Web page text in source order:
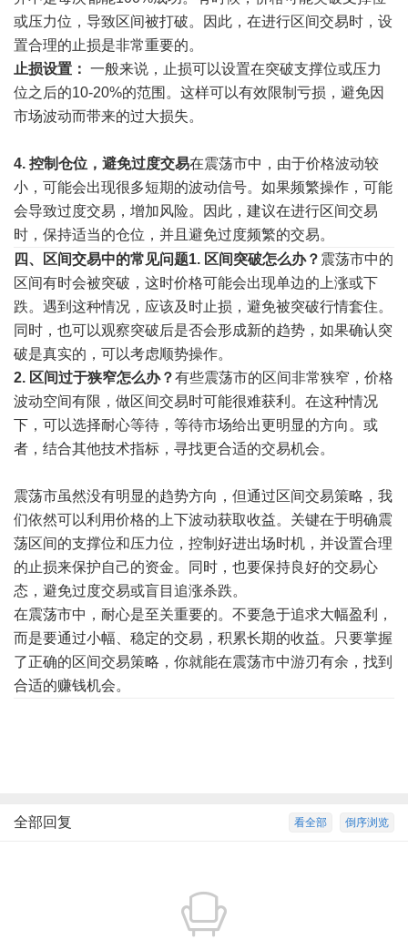
或压力位，导致区间被打破。因此，在进行区间交易时，设
置合理的止损是非常重要的。
止损设置： 一般来说，止损可以设置在突破支撑位或压力
位之后的10-20%的范围。这样可以有效限制亏损，避免因
市场波动而带来的过大损失。
4. 控制仓位，避免过度交易在震荡市中，由于价格波动较
小，可能会出现很多短期的波动信号。如果频繁操作，可能
会导致过度交易，增加风险。因此，建议在进行区间交易
时，保持适当的仓位，并且避免过度频繁的交易。
四、区间交易中的常见问题1. 区间突破怎么办？ 震荡市中的
区间有时会被突破，这时价格可能会出现单边的上涨或下
跌。遇到这种情况，应该及时止损，避免被突破行情套住。
同时，也可以观察突破后是否会形成新的趋势，如果确认突
破是真实的，可以考虑顺势操作。
2. 区间过于狭窄怎么办？有些震荡市的区间非常狭窄，价格
波动空间有限，做区间交易时可能很难获利。在这种情况
下，可以选择耐心等待，等待市场给出更明显的方向。或
者，结合其他技术指标，寻找更合适的交易机会。
震荡市虽然没有明显的趋势方向，但通过区间交易策略，我
们依然可以利用价格的上下波动获取收益。关键在于明确震
荡区间的支撑位和压力位，控制好进出场时机，并设置合理
的止损来保护自己的资金。同时，也要保持良好的交易心
态，避免过度交易或盲目追涨杀跌。
在震荡市中，耐心是至关重要的。不要急于追求大幅盈利，
而是要通过小幅、稳定的交易，积累长期的收益。只要掌握
了正确的区间交易策略，你就能在震荡市中游刃有余，找到
合适的赚钱机会。
倒序浏览
看全部
全部回复